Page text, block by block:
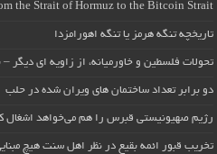
the Strait of Hormuz to the Bitcoin Strait
تاریخچه تنگه هرمز یا تنگه اهورامزدا
تحولات فلسطین و خاورمیانه، از زاویه ای
دو برابر تعداد ساختمان های ویران شده در حلب
رژیم صهیونیستی قبرس را هم می‌خواهد اشغال
تخریب قبور ائمه بقیع در نظر اهل سنت هیچ